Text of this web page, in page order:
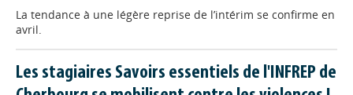
nationale.
Enquête de la Région sur la
maturité numérique des
La tendance à une légère reprise de l’intérim se confirme en
avril.
Les stagiaires Savoirs essentiels de l'INFREP de